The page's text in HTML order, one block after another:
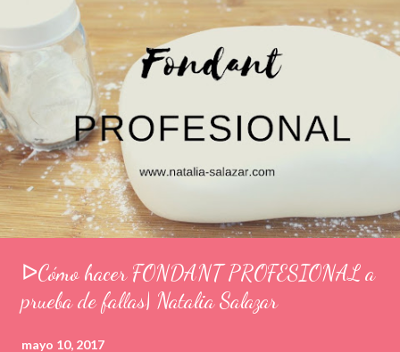
ᐅCómo hacer FONDANT PROFESIONAL a
prueba de fallas| Natalia Salazar
mayo 10, 2017